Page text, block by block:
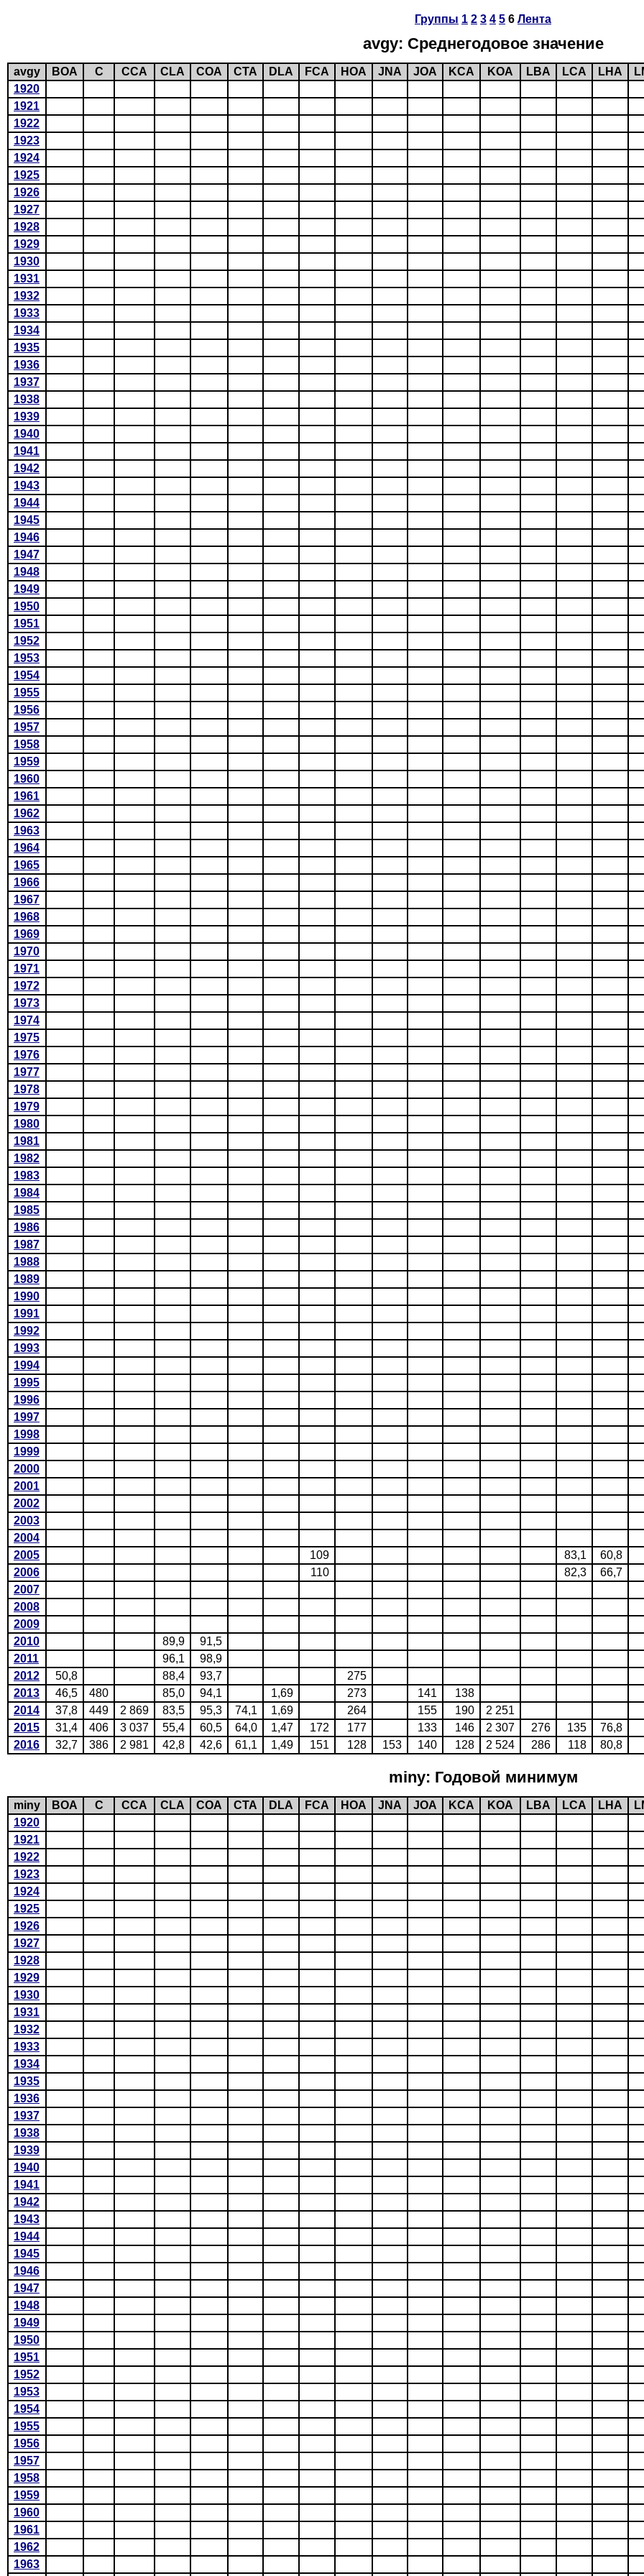
Группы 1 2 3 4 5 6 Лента
avgy: Среднегодовое значение
avgy BOA C CCA CLA COA CTA DLA FCA HOA JNA JOA KCA KOA LBA LCA LHA
1920
1921
1922
1923
1924
1925
1926
1927
1928
1929
1930
1931
1932
1933
1934
1935
1936
1937
1938
1939
1940
1941
1942
1943
1944
1945
1946
1947
1948
1949
1950
1951
1952
1953
1954
1955
1956
1957
1958
1959
1960
1961
1962
1963
1964
1965
1966
1967
1968
1969
1970
1971
1972
1973
1974
1975
1976
1977
1978
1979
1980
1981
1982
1983
1984
1985
1986
1987
1988
1989
1990
1991
1992
1993
1994
1995
1996
1997
1998
1999
2000
2001
2002
2003
2004
2005
109 83,1 60,8
2006
110 82,3 66,7
2007
2008
2009
2010
89,9 91,5
2011
96,1 98,9
2012
50,8 88,4 93,7 275
2013
46,5 480 85,0 94,1 1,69 273 141 138
2014
37,8 449 2 869 83,5 95,3 74,1 1,69 264 155 190 2 251
2015
31,4 406 3 037 55,4 60,5 64,0 1,47 172 177 133 146 2 307 276 135 76,8
2016
32,7 386 2 981 42,8 42,6 61,1 1,49 151 128 153 140 128 2 524 286 118 80,8
miny: Годовой минимум
miny BOA C CCA CLA COA CTA DLA FCA HOA JNA JOA KCA KOA LBA LCA LHA
1920
1921
1922
1923
1924
1925
1926
1927
1928
1929
1930
1931
1932
1933
1934
1935
1936
1937
1938
1939
1940
1941
1942
1943
1944
1945
1946
1947
1948
1949
1950
1951
1952
1953
1954
1955
1956
1957
1958
1959
1960
1961
1962
1963